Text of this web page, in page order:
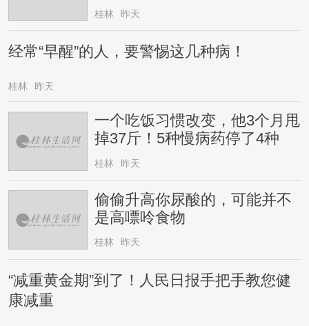
桂林 昨天
经常“早醒”的人，要警惕这几种病！
桂林 昨天
一个吃饭习惯改变，他3个月甩
掉37斤！5种慢病药停了4种
桂林 昨天
偷偷升高你尿酸的，可能并不
是高嘌呤食物
桂林 昨天
“减重黄金期”到了！人民日报手把手教您健
康减重